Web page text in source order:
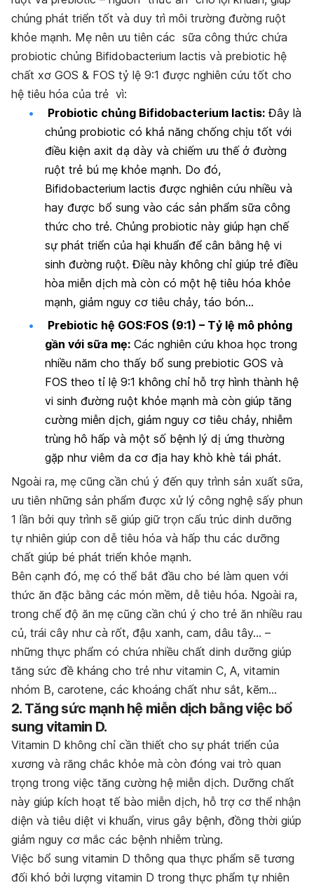
chúng phát triển tốt và duy trì môi trường đường ruột
khỏe mạnh. Mẹ nên ưu tiên các sữa công thức chứa
probiotic chủng Bifidobacterium lactis và prebiotic hệ
chất xơ GOS & FOS tỷ lệ 9:1 được nghiên cứu tốt cho
hệ tiêu hóa của trẻ vì:
Probiotic chủng Bifidobacterium lactis: Đây là
chủng probiotic có khả năng chống chịu tốt với
điều kiện axit dạ dày và chiếm ưu thế ở đường
ruột trẻ bú mẹ khỏe mạnh. Do đó,
Bifidobacterium lactis được nghiên cứu nhiều và
hay được bổ sung vào các sản phẩm sữa công
thức cho trẻ. Chủng probiotic này giúp hạn chế
sự phát triển của hại khuẩn để cân bằng hệ vi
sinh đường ruột. Điều này không chỉ giúp trẻ điều
hòa miễn dịch mà còn có một hệ tiêu hóa khỏe
mạnh, giảm nguy cơ tiêu chảy, táo bón…
Prebiotic hệ GOS:FOS (9:1) – Tỷ lệ mô phỏng
gần với sữa mẹ: Các nghiên cứu khoa học trong
nhiều năm cho thấy bổ sung prebiotic GOS và
FOS theo tỉ lệ 9:1 không chỉ hỗ trợ hình thành hệ
vi sinh đường ruột khỏe mạnh mà còn giúp tăng
cường miễn dịch, giảm nguy cơ tiêu chảy, nhiễm
trùng hô hấp và một số bệnh lý dị ứng thường
gặp như viêm da cơ địa hay khò khè tái phát.
Ngoài ra, mẹ cũng cần chú ý đến quy trình sản xuất sữa,
ưu tiên những sản phẩm được xử lý công nghệ sấy phun
1 lần bởi quy trình sẽ giúp giữ trọn cấu trúc dinh dưỡng
tự nhiên giúp con dễ tiêu hóa và hấp thu các dưỡng
chất giúp bé phát triển khỏe mạnh.
Bên cạnh đó, mẹ có thể bắt đầu cho bé làm quen với
thức ăn đặc bằng các món mềm, dễ tiêu hóa. Ngoài ra,
trong chế độ ăn mẹ cũng cần chú ý cho trẻ ăn nhiều rau
củ, trái cây như cà rốt, đậu xanh, cam, dâu tây… –
những thực phẩm có chứa nhiều chất dinh dưỡng giúp
tăng sức đề kháng cho trẻ như vitamin C, A, vitamin
nhóm B, carotene, các khoáng chất như sắt, kẽm…
2. Tăng sức mạnh hệ miễn dịch bằng việc bổ
sung vitamin D.
Vitamin D không chỉ cần thiết cho sự phát triển của
xương và răng chắc khỏe mà còn đóng vai trò quan
trọng trong việc tăng cường hệ miễn dịch. Dưỡng chất
này giúp kích hoạt tế bào miễn dịch, hỗ trợ cơ thể nhận
diện và tiêu diệt vi khuẩn, virus gây bệnh, đồng thời giúp
giảm nguy cơ mắc các bệnh nhiễm trùng.
Việc bổ sung vitamin D thông qua thực phẩm sẽ tương
đối khó bởi lượng vitamin D trong thực phẩm tự nhiên